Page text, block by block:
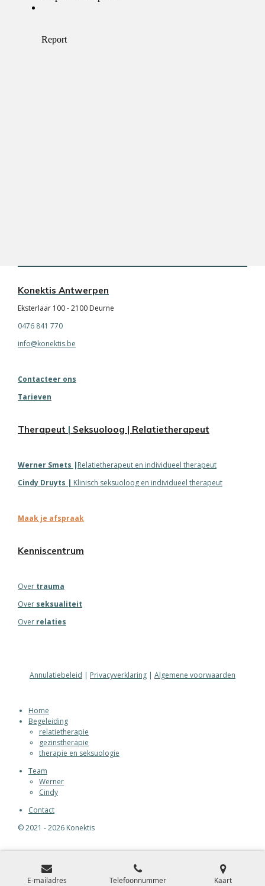
Konektis Antwerpen
Eksterlaar 100 - 2100 Deurne
0476 841 770
info@konektis.be
Contacteer ons
Tarieven
Therapeut | Seksuoloog | Relatietherapeut
Werner Smets |Relatietherapeut en individueel therapeut
Cindy Druyts | Klinisch seksuoloog en individueel therapeut
Maak je afspraak
Kenniscentrum
Over trauma
Over seksualiteit
Over relaties
Annulatiebeleid | Privacyverklaring | Algemene voorwaarden
Home
Begeleiding
relatietherapie
gezinstherapie
therapie en seksuologie
Team
Werner
Cindy
Contact
© 2021 - 2026 Konektis
E-mailadres Telefoonnummer Kaart